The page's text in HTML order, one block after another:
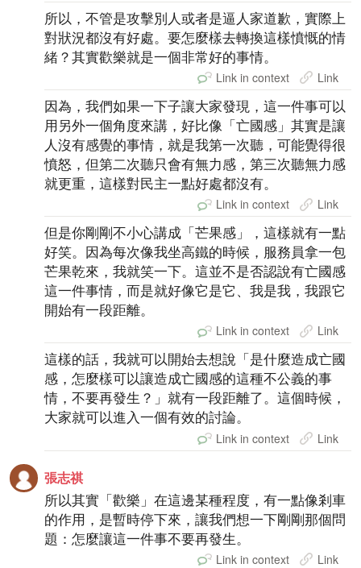
所以，不管是攻擊別人或者是逼人家道歉，實際上
對狀況都沒有好處。要怎麼樣去轉換這樣憤慨的情
緒？其實歡樂就是一個非常好的事情。
Link in context Link
因為，我們如果一下子讓大家發現，這一件事可以
用另外一個角度來講，好比像「亡國感」其實是讓
人沒有感覺的事情，就是我第一次聽，可能覺得很
憤怒，但第二次聽只會有無力感，第三次聽無力感
就更重，這樣對民主一點好處都沒有。
Link in context Link
但是你剛剛不小心講成「芒果感」，這樣就有一點
好笑。因為每次像我坐高鐵的時候，服務員拿一包
芒果乾來，我就笑一下。這並不是否認說有亡國感
這一件事情，而是就好像它是它、我是我，我跟它
開始有一段距離。
Link in context Link
這樣的話，我就可以開始去想說「是什麼造成亡國
感，怎麼樣可以讓造成亡國感的這種不公義的事
情，不要再發生？」就有一段距離了。這個時候，
大家就可以進入一個有效的討論。
Link in context Link
張志祺
所以其實「歡樂」在這邊某種程度，有一點像剎車
的作用，是暫時停下來，讓我們想一下剛剛那個問
題：怎麼讓這一件事不要再發生。
Link in context Link